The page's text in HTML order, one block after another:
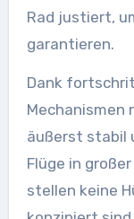
Rad justiert,
garantieren.
Dank
Mechanismen
äußerst stabil
Flüge in
stellen keine